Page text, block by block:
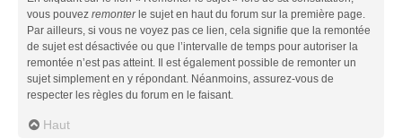
vous pouvez remonterle sujet en haut du forum sur la première page.
Par ailleurs, si vous ne voyez pas ce lien, cela signifie que la remontée
de sujet est désactivée ou que l’intervalle de temps pour autoriser la
remontée n’est pas atteint. Il est également possible de remonter un
sujet simplement en y répondant. Néanmoins, assurez-vous de
respecter les règles du forum en le faisant.
Haut